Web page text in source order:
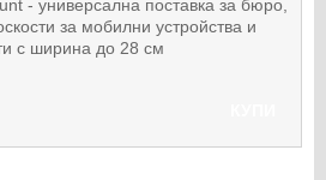
- универсална поставка за бюро,
за мобилни устройства и
с ширина до 28 см